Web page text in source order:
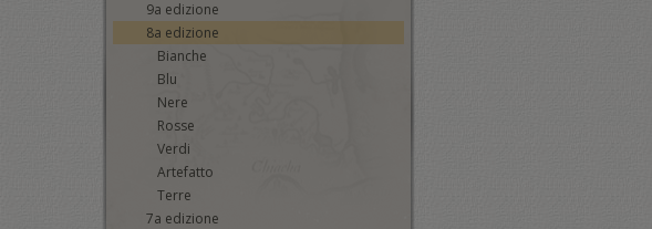
9a edizione
8a edizione
Bianche
Blu
Nere
Rosse
Verdi
Artefatto
Terre
7a edizione